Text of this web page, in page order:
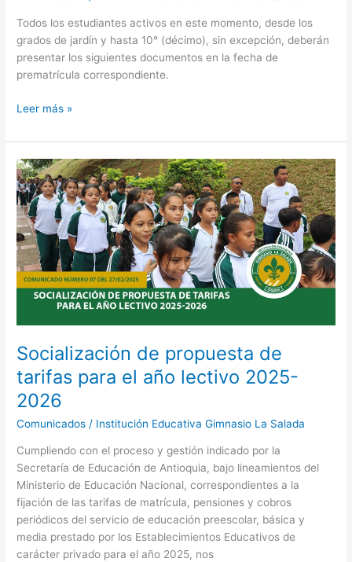
Todos los estudiantes activos en este momento, desde los
grados de jardín y hasta 10° (décimo), sin excepción, deberán
presentar los siguientes documentos en la fecha de
prematrícula correspondiente.
Leer más »
Socialización de propuesta de
tarifas para el año lectivo 2025-
2026
Comunicados / Institución Educativa Gimnasio La Salada
Cumpliendo con el proceso y gestión indicado por la
Secretaría de Educación de Antioquia, bajo lineamientos del
Ministerio de Educación Nacional, correspondientes a la
fijación de las tarifas de matrícula, pensiones y cobros
periódicos del servicio de educación preescolar, básica y
media prestado por los Establecimientos Educativos de
carácter privado para el año 2025, nos
Socialización
de
propuesta
de
tarifas
para
el
año